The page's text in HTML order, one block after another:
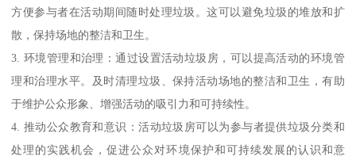
方便参与者在活动期间随时处理垃圾。这可以避免垃圾的堆放和扩
散，保持场地的整洁和卫生。
3. 环境管理和治理：通过设置活动垃圾房，可以提高活动的环境管
理和治理水平。及时清理垃圾、保持活动场地的整洁和卫生，有助
于维护公众形象、增强活动的吸引力和可持续性。
4. 推动公众教育和意识：活动垃圾房可以为参与者提供垃圾分类和
处理的实践机会，促进公众对环境保护和可持续发展的认识和意